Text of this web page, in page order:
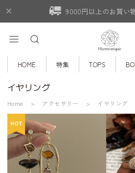
9000円以上のお買い
HOME 特集 TOPS
イヤリング
Home アクセサリー イヤリング